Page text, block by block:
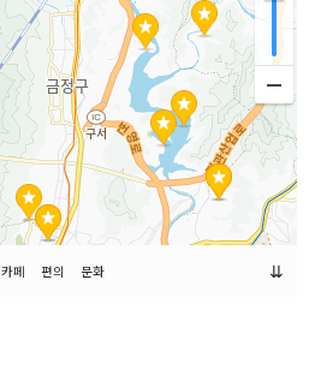
카페 편의 문화 ⇊